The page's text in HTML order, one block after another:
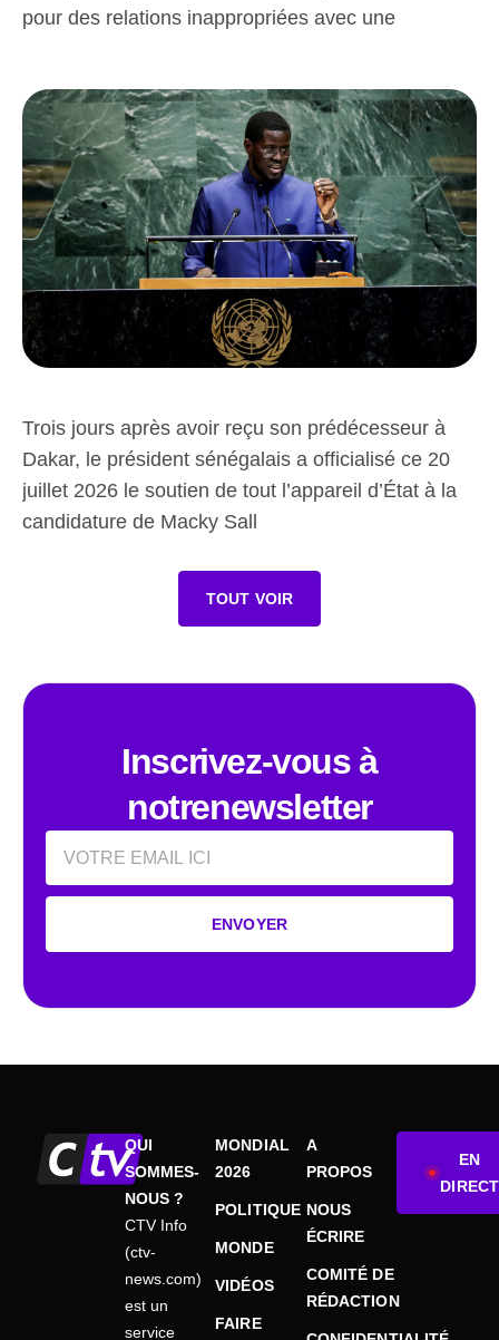
pour des relations inappropriées avec une
Trois jours après avoir reçu son prédécesseur à
Dakar, le président sénégalais a officialisé ce 20
juillet 2026 le soutien de tout l’appareil d’État à la
candidature de Macky Sall
TOUT VOIR
Inscrivez-vous à
notrenewsletter
Email
ENVOYER
QUI
SOMMES-
NOUS ?
CTV Info
(ctv-
news.com)
est un
service
MONDIAL
2026
POLITIQUE
MONDE
VIDÉOS
FAIRE
A
PROPOS
NOUS
ÉCRIRE
COMITÉ DE
RÉDACTION
EN
DIRECT